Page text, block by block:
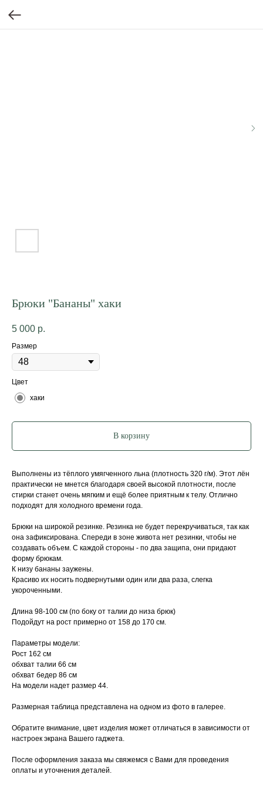
Брюки "Бананы" хаки
5 000 р.
Размер
Цвет
хаки
В корзину
Выполнены из тёплого умягченного льна (плотность 320 г/м). Этот лён
практически не мнется благодаря своей высокой плотности, после
стирки станет очень мягким и ещё более приятным к телу. Отлично
подходят для холодного времени года.
Брюки на широкой резинке. Резинка не будет перекручиваться, так как
она зафиксирована. Спереди в зоне живота нет резинки, чтобы не
создавать объем. С каждой стороны - по два защипа, они придают
форму брюкам.
К низу бананы заужены.
Красиво их носить подвернутыми один или два раза, слегка
укороченными.
Длина 98-100 см (по боку от талии до низа брюк)
Подойдут на рост примерно от 158 до 170 см.
Параметры модели:
Рост 162 см
обхват талии 66 см
обхват бедер 86 см
На модели надет размер 44.
Размерная таблица представлена на одном из фото в галерее.
Обратите внимание, цвет изделия может отличаться в зависимости от
настроек экрана Вашего гаджета.
После оформления заказа мы свяжемся с Вами для проведения
оплаты и уточнения деталей.